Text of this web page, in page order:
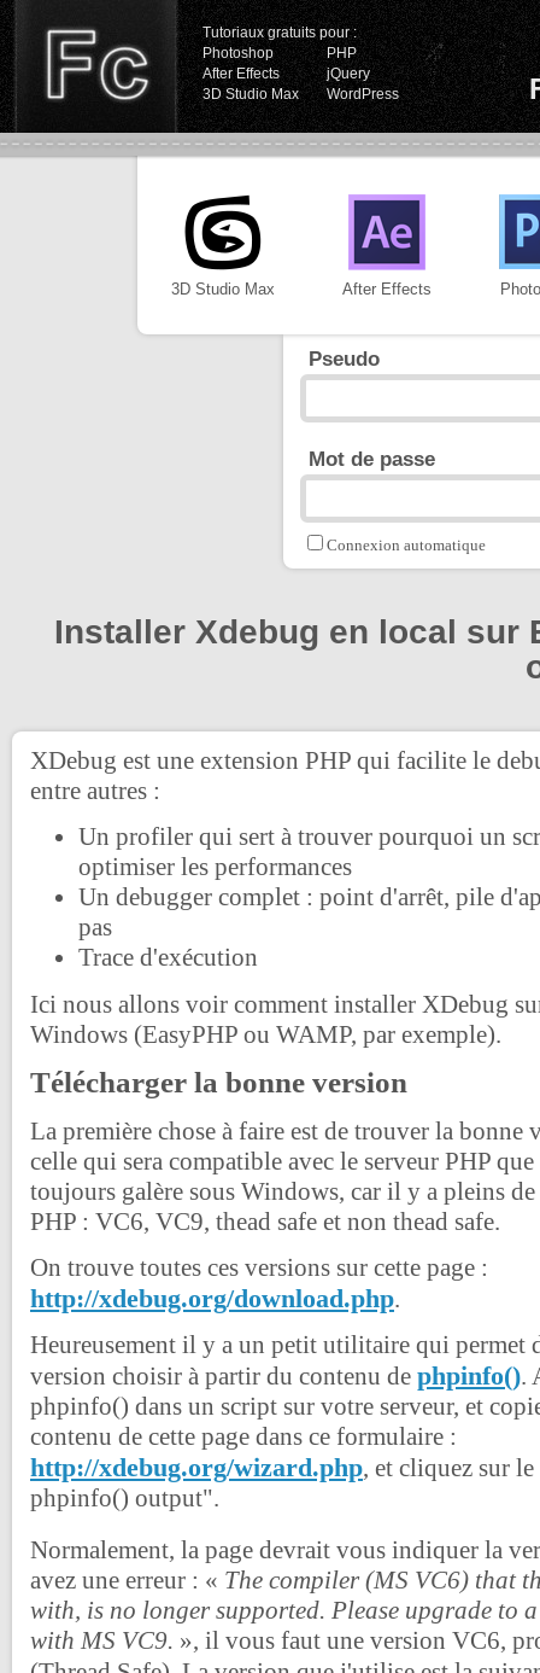
Tutoriaux gratuits pour :
Photoshop
PHP
After Effects
jQuery
3D Studio Max
WordPress
3D Studio Max After Effects
Pseudo
Mot de passe
Connexion automatique
Installer Xdebug en local sur
XDebug est une extension PHP qui facilite le
entre autres :
Un profiler qui sert à trouver pourquoi un
optimiser les performances
Un debugger complet : point d'arrêt, pile
pas
Trace d'exécution
Ici nous allons voir comment installer XDebug
Windows (EasyPHP ou WAMP, par exemple).
Télécharger la bonne version
La première chose à faire est de trouver la bonne
celle qui sera compatible avec le serveur PHP
toujours galère sous Windows, car il y a pleins
PHP : VC6, VC9, thead safe et non thead safe.
On trouve toutes ces versions sur cette page :
http://xdebug.org/download.php.
Heureusement il y a un petit utilitaire qui permet
version choisir à partir du contenu de phpinfo().
phpinfo() dans un script sur votre serveur, et
contenu de cette page dans ce formulaire :
http://xdebug.org/wizard.php, et cliquez sur
phpinfo() output".
Normalement, la page devrait vous indiquer la
avez une erreur : « The compiler (MS VC6) that
with, is no longer supported. Please upgrade to
with MS VC9. », il vous faut une version VC6,